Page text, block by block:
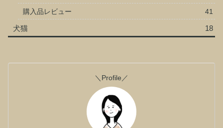
購入品レビュー
41
犬猫 18
＼Profile／